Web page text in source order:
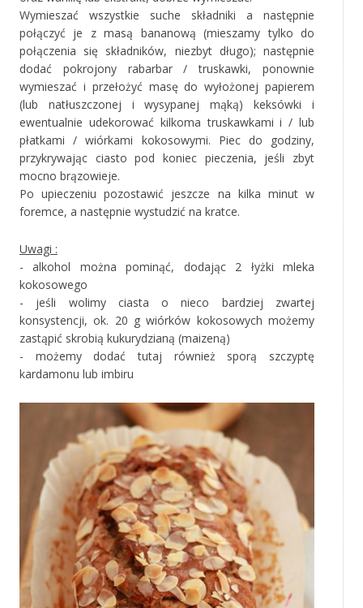
Wymieszać wszystkie suche składniki a następnie
połączyć je z masą bananową (mieszamy tylko do
połączenia się składników, niezbyt długo); następnie
dodać pokrojony rabarbar / truskawki, ponownie
wymieszać i przełożyć masę do wyłożonej papierem
(lub natłuszczonej i wysypanej mąką) keksówki i
ewentualnie udekorować kilkoma truskawkami i / lub
płatkami / wiórkami kokosowymi. Piec do godziny,
przykrywając ciasto pod koniec pieczenia, jeśli zbyt
mocno brązowieje.
Po upieczeniu pozostawić jeszcze na kilka minut w
foremce, a następnie wystudzić na kratce.
Uwagi :
- alkohol można pominąć, dodając 2 łyżki mleka
kokosowego
- jeśli wolimy ciasta o nieco bardziej zwartej
konsystencji, ok. 20 g wiórków kokosowych możemy
zastąpić skrobią kukurydzianą (maizeną)
- możemy dodać tutaj również sporą szczyptę
kardamonu lub imbiru